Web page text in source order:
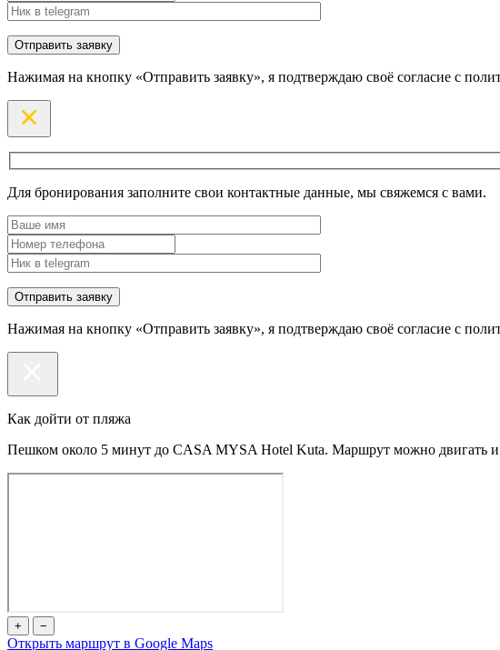
Нажимая на кнопку «Отправить заявку», я подтверждаю своё согласие с
Для бронирования заполните свои контактные данные, мы свяжемся с вами.
Нажимая на кнопку «Отправить заявку», я подтверждаю своё согласие с
Как дойти от пляжа
Пешком около 5 минут до CASA MYSA Hotel Kuta. Маршрут можно двигать
+ −
Открыть маршрут в Google Maps